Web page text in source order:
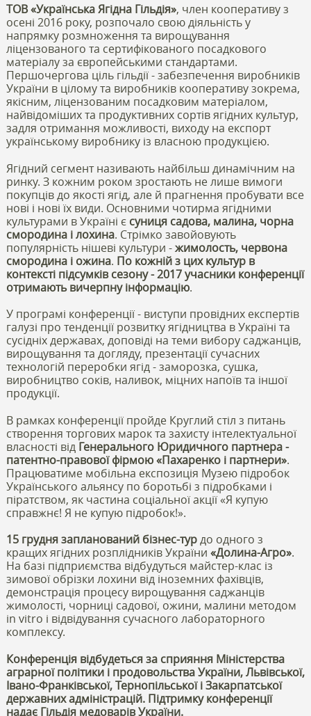
ТОВ «Українська Ягідна Гільдія», член кооперативу з
осені 2016 року, розпочало свою діяльність у
напрямку розмноження та вирощування
ліцензованого та сертифікованого посадкового
матеріалу за європейськими стандартами.
Першочергова ціль гільдії - забезпечення виробників
України в цілому та виробників кооперативу зокрема,
якісним, ліцензованим посадковим матеріалом,
найвідоміших та продуктивних сортів ягідних культур,
задля отримання можливості, виходу на експорт
українському виробнику із власною продукцією.
Ягідний сегмент називають найбільш динамічним на
ринку. З кожним роком зростають не лише вимоги
покупців до якості ягід, але й прагнення пробувати все
нові і нові їх види. Основними чотирма ягідними
культурами в Україні є суниця садова, малина, чорна
смородина і лохина. Стрімко завойовують
популярність нішеві культури -жимолость, червона
смородина і ожина. По кожній з цих культур в
контексті підсумків сезону - 2017 учасники конференції
отримають вичерпну інформацію.
У програмі конференції - виступи провідних експертів
галузі про тенденції розвитку ягідництва в Україні та
сусідніх державах, доповіді на теми вибору саджанців,
вирощування та догляду, презентації сучасних
технологій переробки ягід - заморозка, сушка,
виробництво соків, наливок, міцних напоїв та іншої
продукції.
В рамках конференції пройде Круглий стіл з питань
створення торгових марок та захисту інтелектуальної
власності відГенерального Юридичного партнера -
патентно-правової фірмою «Пахаренко і партнери».
Працюватиме мобільна експозиція Музею підробок
Українського альянсу по боротьбі з підробками і
піратством, як частина соціальної акції «Я купую
справжнє! Я не купую підробок!».
15 грудня запланований бізнес-турдо одного з
кращих ягідних розплідників України «Долина-Агро».
На базі підприємства відбудуться майстер-клас із
зимової обрізки лохини від іноземних фахівців,
демонстрація процесу вирощування саджанців
жимолості, чорниці садової, ожини, малини методом
in vitro і відвідування сучасного лабораторного
комплексу.
Конференція відбудеться за сприяння Міністерства
аграрної політики і продовольства України, Львівської,
Івано-Франківської, Тернопільської і Закарпатської
державних адміністрацій. Підтримку конференції
надає Гільдія медоварів України.